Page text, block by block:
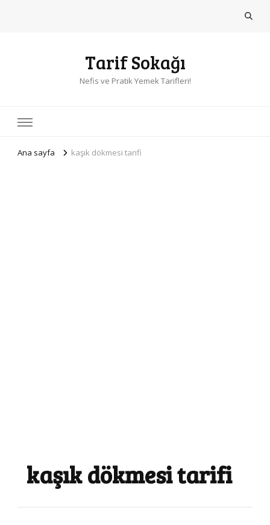
Tarif Sokağı
Nefis ve Pratik Yemek Tarifleri!
Ana sayfa kaşık dökmesi tarifi
kaşık dökmesi tarifi